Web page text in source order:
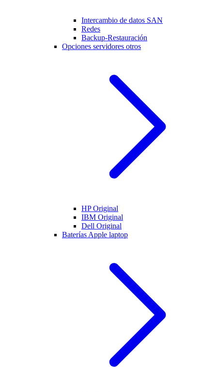
Intercambio de datos SAN
Redes
Backup-Restauración
Opciones servidores otros
HP Original
IBM Original
Dell Original
Baterías Apple laptop